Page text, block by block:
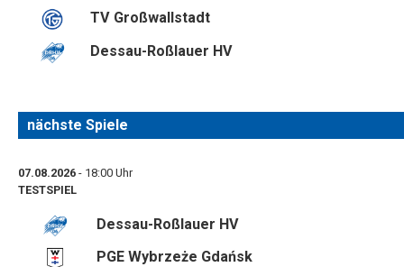
TV Großwallstadt
Dessau-Roßlauer HV
nächste Spiele
07.08.2026 - 18:00 Uhr
TESTSPIEL
Dessau-Roßlauer HV
PGE Wybrzeże Gdańsk